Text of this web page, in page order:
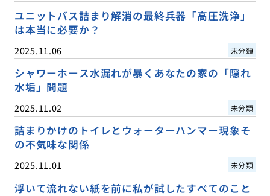
ユニットバス詰まり解消の最終兵器「高圧洗浄」
は本当に必要か？
2025.11.06 未分類
シャワーホース水漏れが暴くあなたの家の「隠れ
水垢」問題
2025.11.02 未分類
詰まりかけのトイレとウォーターハンマー現象そ
の不気味な関係
2025.11.01 未分類
浮いて流れない紙を前に私が試したすべてのこと